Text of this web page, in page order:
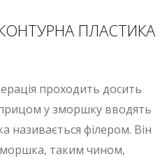
ПЛАСТИКА
проходить досить
у зморшку вводять
називається філером. Він
таким чином,